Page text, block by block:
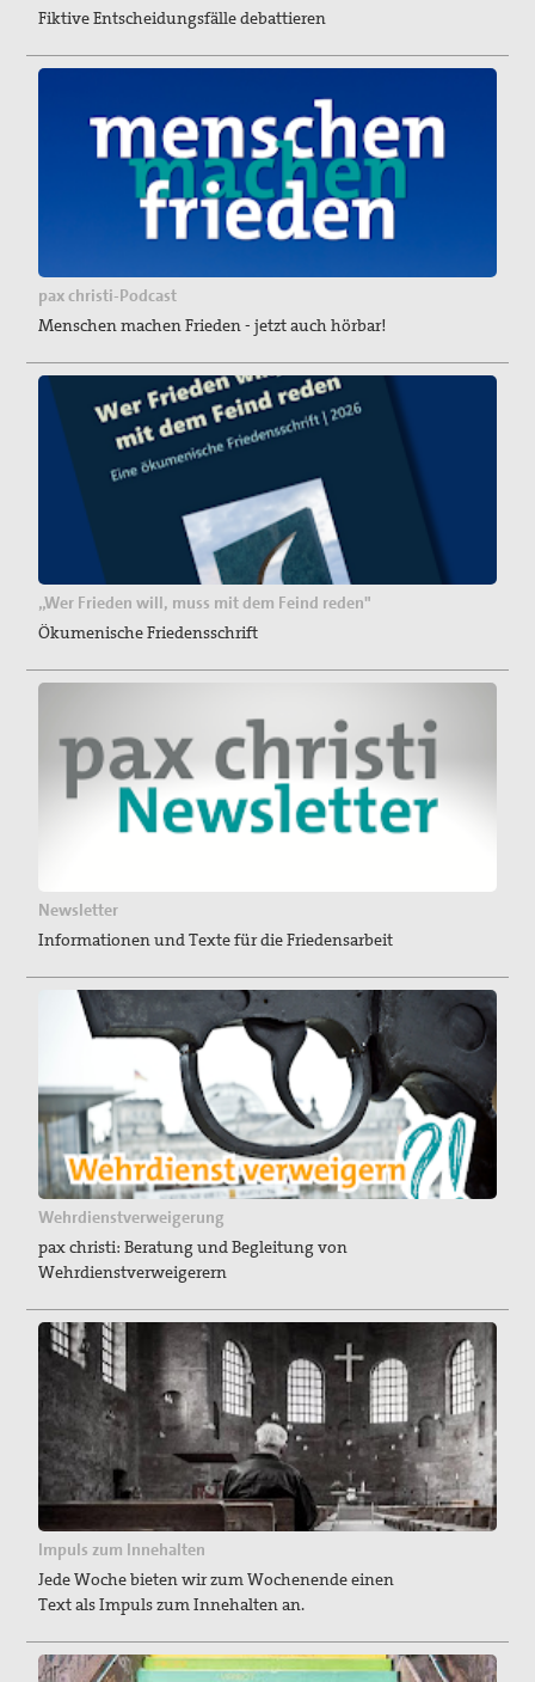
Fiktive Entscheidungsfälle debattieren
pax christi-Podcast
Menschen machen Frieden - jetzt auch hörbar!
„Wer Frieden will, muss mit dem Feind reden"
Ökumenische Friedensschrift
Newsletter
Informationen und Texte für die Friedensarbeit
Wehrdienstverweigerung
pax christi: Beratung und Begleitung von
Wehrdienstverweigerern
Impuls zum Innehalten
Jede Woche bieten wir zum Wochenende einen
Text als Impuls zum Innehalten an.